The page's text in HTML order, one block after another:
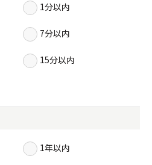
1分以内
7分以内
15分以内
1年以内